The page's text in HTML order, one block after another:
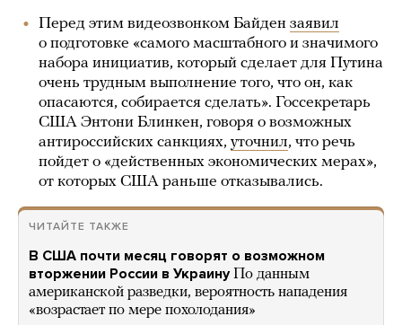
Перед этим видеозвонком Байден заявил
о подготовке «самого масштабного и значимого
набора инициатив, который сделает для Путина
очень трудным выполнение того, что он, как
опасаются, собирается сделать». Госсекретарь
США Энтони Блинкен, говоря о возможных
антироссийских санкциях, уточнил, что речь
пойдет о «действенных экономических мерах»,
от которых США раньше отказывались.
ЧИТАЙТЕ ТАКЖЕ
В США почти месяц говорят о возможном
вторжении России в Украину По данным
американской разведки, вероятность нападения
«возрастает по мере похолодания»